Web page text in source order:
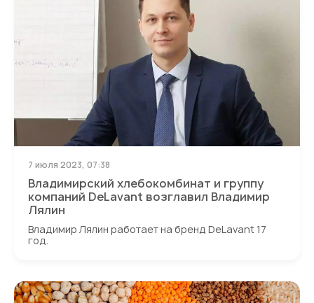
Владимирский хлебокомбинат и группу
компаний DeLavant возглавил Владимир
Лялин
7 июля 2023, 07:38
Владимир Лялин работает на бренд DeLavant 17
год.